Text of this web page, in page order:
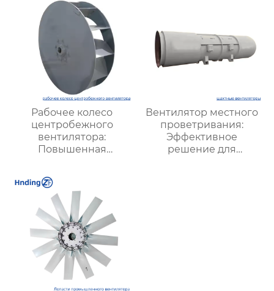
Рабочее колесо
центробежного
вентилятора:
Повышенная
долговечность для
промышленных
систем вентиляции
Вентилятор местного
проветривания:
Эффективное
решение для